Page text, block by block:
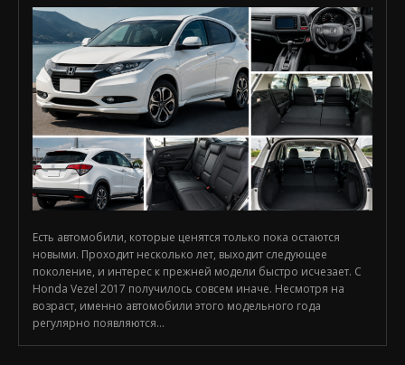
Есть автомобили, которые ценятся только пока остаются
новыми. Проходит несколько лет, выходит следующее
поколение, и интерес к прежней модели быстро исчезает. С
Honda Vezel 2017 получилось совсем иначе. Несмотря на
возраст, именно автомобили этого модельного года
регулярно появляются...